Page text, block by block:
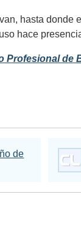
hasta donde
hace
Profesional de
de